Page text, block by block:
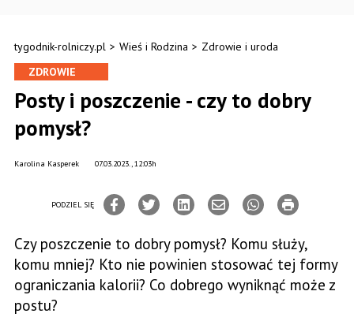
tygodnik-rolniczy.pl > Wieś i Rodzina > Zdrowie i uroda
ZDROWIE
Posty i poszczenie - czy to dobry
pomysł?
07.03.2023., 12:03h
Karolina Kasperek
PODZIEL SIĘ
Czy poszczenie to dobry pomysł? Komu służy,
komu mniej? Kto nie powinien stosować tej formy
ograniczania kalorii? Co dobrego wyniknąć może z
postu?